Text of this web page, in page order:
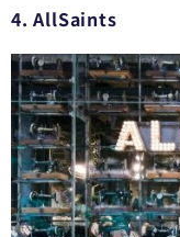
4. AllSaints